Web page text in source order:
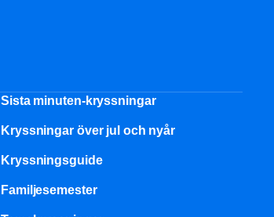
Sista minuten-kryssningar
Kryssningar över jul och nyår
Kryssningsguide
Familjesemester